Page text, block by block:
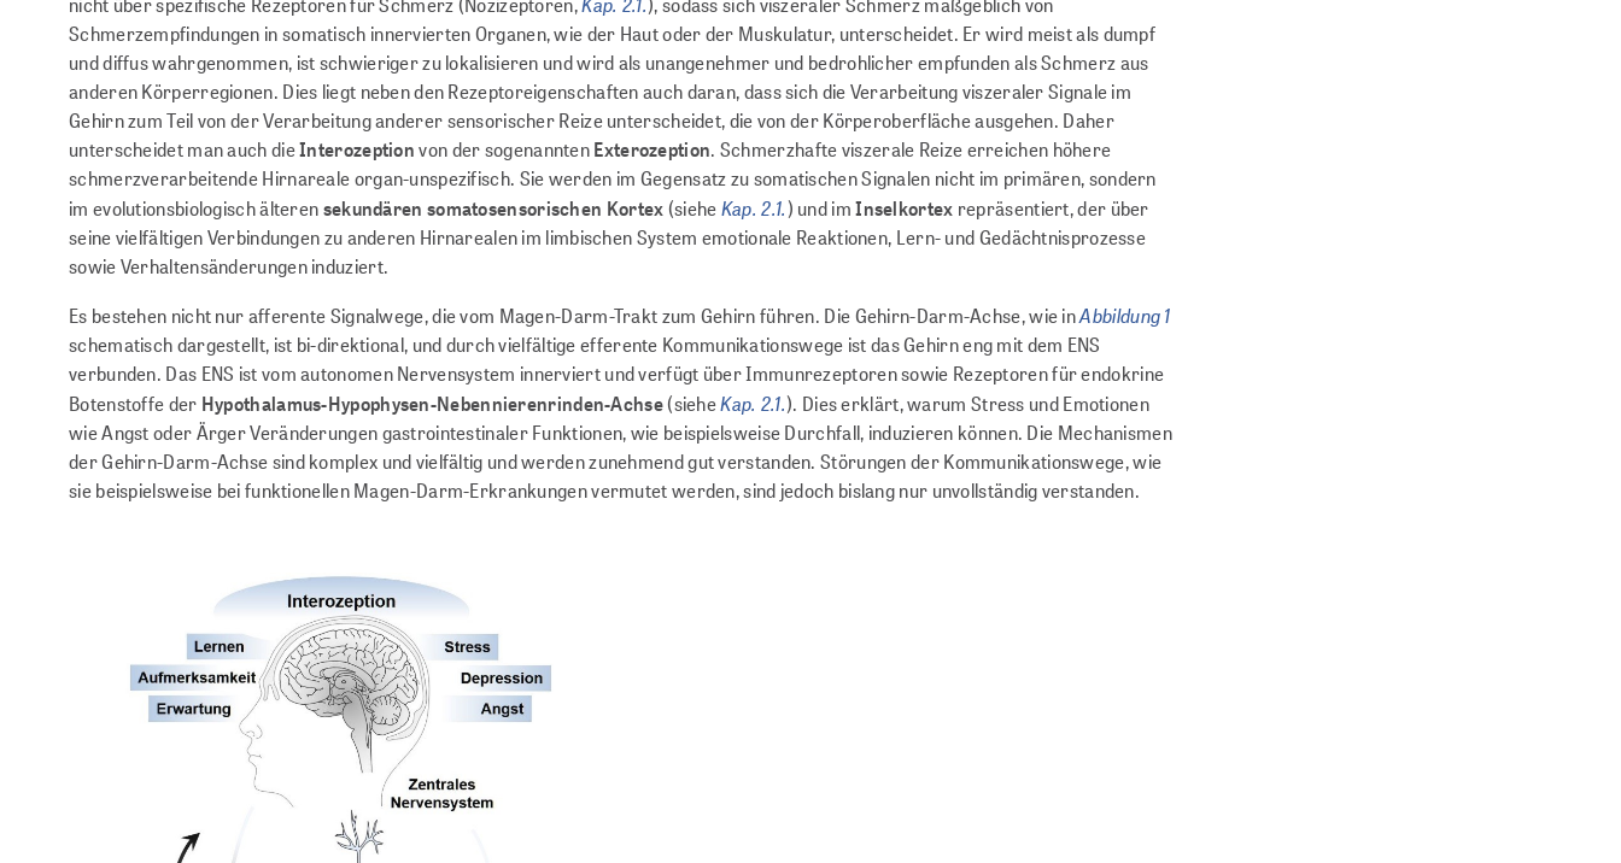
Schmerzempfindungen in somatisch innervierten Organen, wie der Haut oder der Muskulatur, unterscheidet. Er wird meist als dumpf
und diffus wahrgenommen, ist schwieriger zu lokalisieren und wird als unangenehmer und bedrohlicher empfunden als Schmerz aus
anderen Körperregionen. Dies liegt neben den Rezeptoreigenschaften auch daran, dass sich die Verarbeitung viszeraler Signale im
Gehirn zum Teil von der Verarbeitung anderer sensorischer Reize unterscheidet, die von der Körperoberfläche ausgehen. Daher
unterscheidet man auch dieInterozeptionvon der sogenanntenExterozeption. Schmerzhafte viszerale Reize erreichen höhere
schmerzverarbeitende Hirnareale organ-unspezifisch. Sie werden im Gegensatz zu somatischen Signalen nicht im primären, sondern
im evolutionsbiologisch älterensekundären somatosensorischen Kortex(sieheKap. 2.1.) und imInselkortex repräsentiert, der über
seine vielfältigen Verbindungen zu anderen Hirnarealen im limbischen System emotionale Reaktionen, Lern- und Gedächtnisprozesse
sowie Verhaltensänderungen induziert.
Es bestehen nicht nur afferente Signalwege, die vom Magen-Darm-Trakt zum Gehirn führen. Die Gehirn-Darm-Achse, wie inAbbildung 1
schematisch dargestellt, ist bi-direktional, und durch vielfältige efferente Kommunikationswege ist das Gehirn eng mit dem ENS
verbunden. Das ENS ist vom autonomen Nervensystem innerviert und verfügt über Immunrezeptoren sowie Rezeptoren für endokrine
Botenstoffe der Hypothalamus-Hypophysen-Nebennierenrinden-Achse(sieheKap. 2.1.). Dies erklärt, warum Stress und Emotionen
wie Angst oder Ärger Veränderungen gastrointestinaler Funktionen, wie beispielsweise Durchfall, induzieren können. Die Mechanismen
der Gehirn-Darm-Achse sind komplex und vielfältig und werden zunehmend gut verstanden. Störungen der Kommunikationswege, wie
sie beispielsweise bei funktionellen Magen-Darm-Erkrankungen vermutet werden, sind jedoch bislang nur unvollständig verstanden.